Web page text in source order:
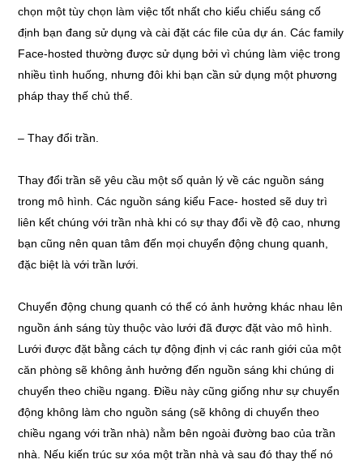
chọn một tùy chọn làm việc tốt nhất cho kiểu chiếu sáng cố
định bạn đang sử dụng và cài đặt các file của dự án. Các family
Face-hosted thường được sử dụng bởi vì chúng làm việc trong
nhiều tình huống, nhưng đôi khi bạn cần sử dụng một phương
pháp thay thế chủ thể.
– Thay đổi trần.
Thay đổi trần sẽ yêu cầu một số quản lý về các nguồn sáng
trong mô hình. Các nguồn sáng kiểu Face- hosted sẽ duy trì
liên kết chúng với trần nhà khi có sự thay đổi về độ cao, nhưng
bạn cũng nên quan tâm đến mọi chuyển động chung quanh,
đặc biệt là với trần lưới.
Chuyển động chung quanh có thể có ảnh hưởng khác nhau lên
nguồn ánh sáng tùy thuộc vào lưới đã được đặt vào mô hình.
Lưới được đặt bằng cách tự động định vị các ranh giới của một
căn phòng sẽ không ảnh hưởng đến nguồn sáng khi chúng di
chuyển theo chiều ngang. Điều này cũng giống như sự chuyển
động không làm cho nguồn sáng (sẽ không di chuyển theo
chiều ngang với trần nhà) nằm bên ngoài đường bao của trần
nhà. Nếu kiến trúc sư xóa một trần nhà và sau đó thay thế nó